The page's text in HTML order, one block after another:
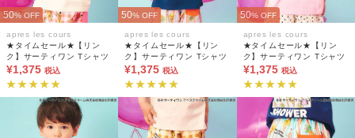
50% OFF
apres les cours
★タイムセール★【リン
ク】サーティワン Tシャツ
¥1,375 税込
50% OFF
apres les cours
★タイムセール★【リン
ク】サーティワン Tシャツ
¥1,375 税込
50% OFF
apres les cours
★タイムセール★【リン
ク】サーティワン Tシャツ
¥1,375 税込